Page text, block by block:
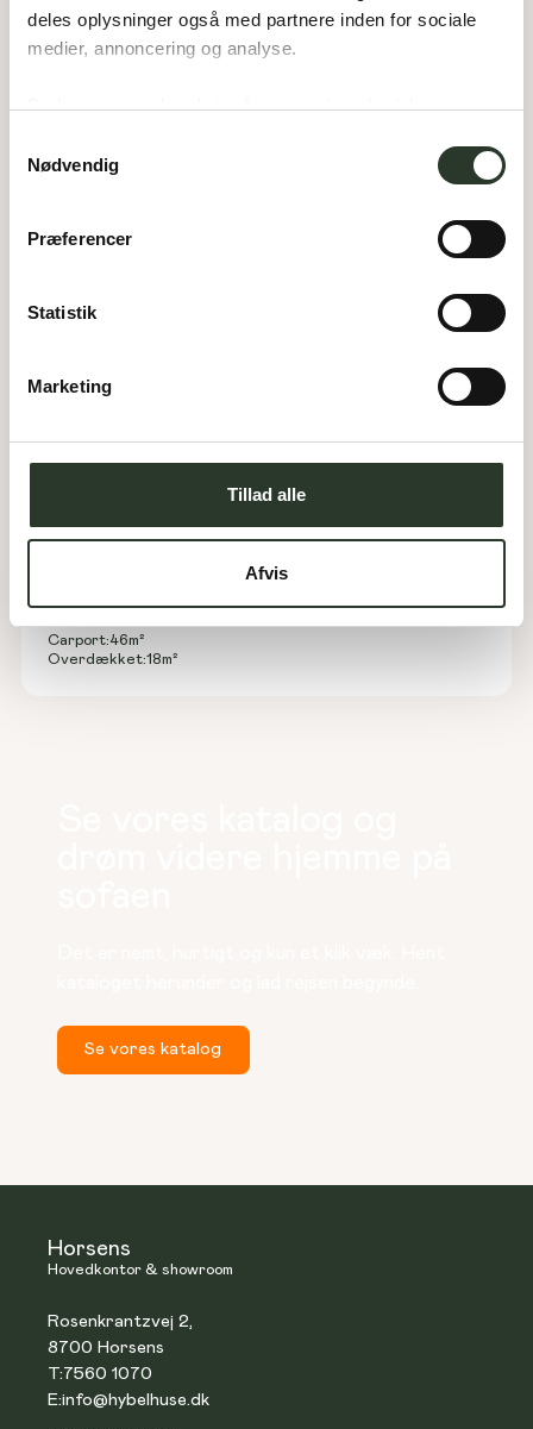
deles oplysninger også med partnere inden for sociale
medier, annoncering og analyse.
Du bestemmer, hvad vi må gemme i værktøjskassen –
Nødvendig
Præferencer
Statistik
Marketing
Tillad alle
Afvis
Værelser: 4
Garage:
Overdækket: 14m²
A 176-A
Carport:46m²
Overdækket:18m²
Se vores katalog
Horsens
Hovedkontor & showroom
Rosenkrantzvej 2,
8700 Horsens
T:7560 1070
E:info@hybelhuse.dk